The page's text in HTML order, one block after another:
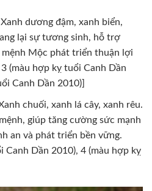
dương đậm, xanh biển,
lại sự tương sinh, hỗ trợ
Mộc phát triển thuận lợi
(màu hợp kỵ tuổi Canh Dần
Canh Dần 2010)]
chuối, xanh lá cây, xanh rêu.
giúp tăng cường sức mạnh
an và phát triển bền vững.
Canh Dần 2010), 4 (màu hợp kỵ